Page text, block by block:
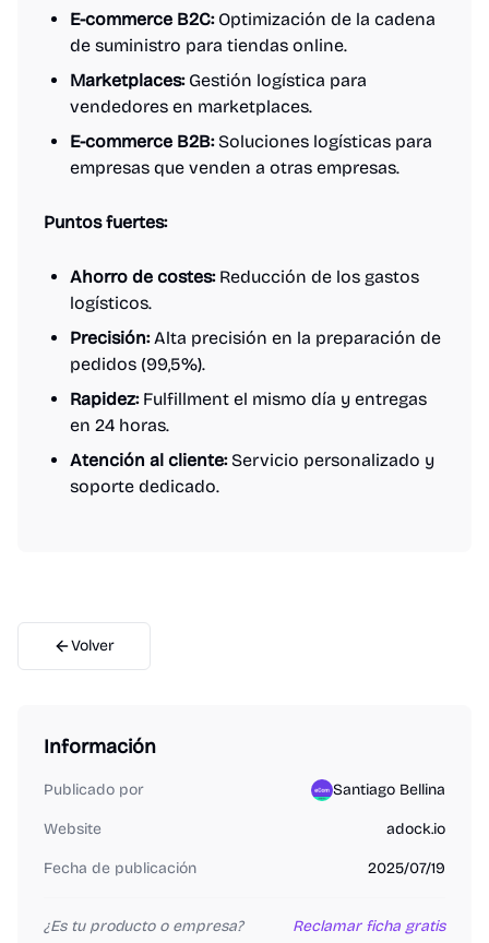
E-commerce B2C:Optimización de la cadena
de suministro para tiendas online.
Marketplaces:Gestión logística para
vendedores en marketplaces.
E-commerce B2B:Soluciones logísticas para
empresas que venden a otras empresas.
Puntos fuertes:
Ahorro de costes:Reducción de los gastos
logísticos.
Precisión:Alta precisión en la preparación de
pedidos (99,5%).
Rapidez:Fulfillment el mismo día y entregas
en 24 horas.
Atención al cliente:Servicio personalizado y
soporte dedicado.
Volver
Información
Publicado por Santiago Bellina
Website adock.io
Fecha de publicación 2025/07/19
¿Es tu producto o empresa? Reclamar ficha gratis